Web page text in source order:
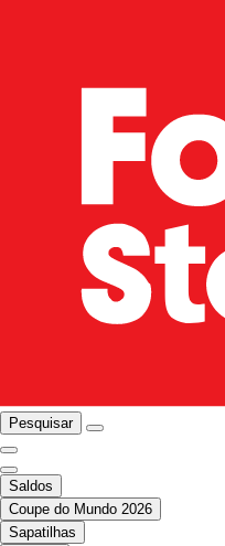
Pesquisar
Saldos
Coupe do Mundo 2026
Sapatilhas